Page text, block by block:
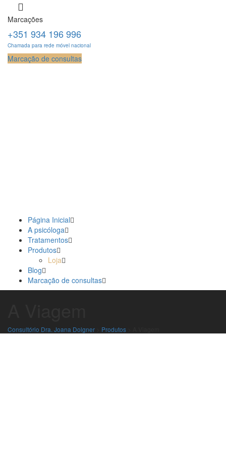
Marcações
+351 934 196 996
Chamada para rede móvel nacional
Marcação de consultas
Página Inicial
A psicóloga
Tratamentos
Produtos
Loja
Blog
Marcação de consultas
Consultório Dra. Joana Dolgner Produtos